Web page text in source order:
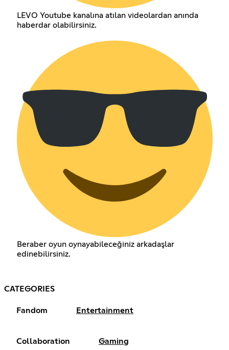
LEVO Youtube kanalına atılan videolardan anında
haberdar olabilirsiniz.
Beraber oyun oynayabileceğiniz arkadaşlar
edinebilirsiniz.
CATEGORIES
Fandom Entertainment
Collaboration Gaming